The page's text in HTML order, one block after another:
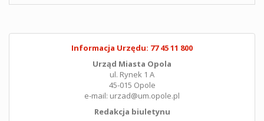
Informacja Urzędu: 77 45 11 800
Urząd Miasta Opola
ul. Rynek 1 A
45-015 Opole
e-mail: urzad@um.opole.pl
Redakcja biuletynu